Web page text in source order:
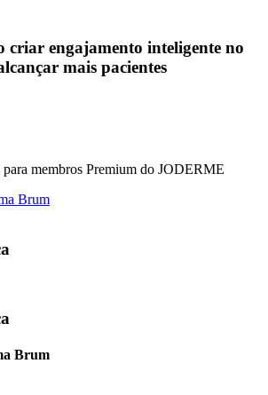
criar engajamento inteligente no
mais pacientes
membros Premium do JODERME
Brum